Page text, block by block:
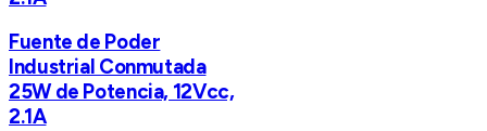
Fuente de Poder
Industrial Conmutada
25W de Potencia, 12Vcc,
2.1A